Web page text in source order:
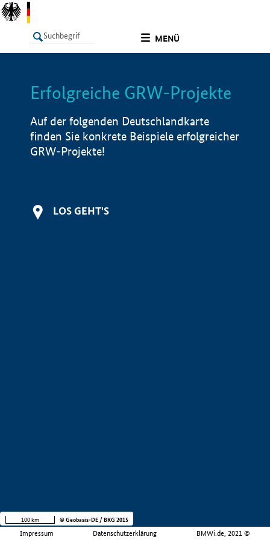
MENÜ
LISTE Info
Erfolgreiche GRW-Projekte
Auf der folgenden Deutschlandkarte
finden Sie konkrete Beispiele erfolgreicher
GRW-Projekte!
LOS GEHT'S
Impressum Datenschutzerklärung BMWi.de, 2021 ©
100 km © Geobasis-DE / BKG 2015